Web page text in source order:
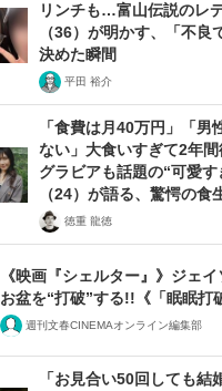
リンチも…富山伝説のレ
（36）が明かす、「不良
決めた瞬間
平田 裕介
「食費は月40万円」「男
ない」大食いすぎて2年
グラビアも話題の“可愛
（24）が語る、驚愕の食
徳重 龍徳
《映画『シェルター』》ジェ
お盆を“打破”する!!《「眠眠打
週刊文春CINEMAオンライン編集部
「お見合い50回しても結